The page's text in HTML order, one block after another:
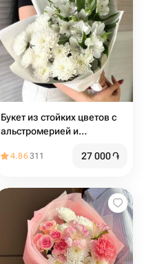
Букет из стойких цветов с
альстромерией и
4.86311 27 000֏